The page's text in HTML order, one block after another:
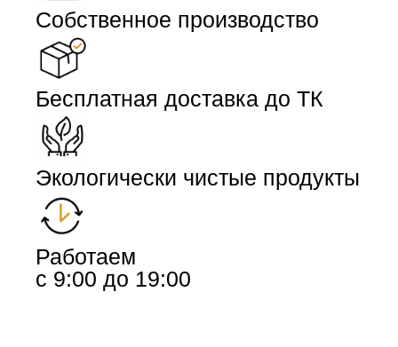
Собственное производство
Бесплатная доставка до ТК
Экологически чистые продукты
Работаем
с 9:00 до 19:00